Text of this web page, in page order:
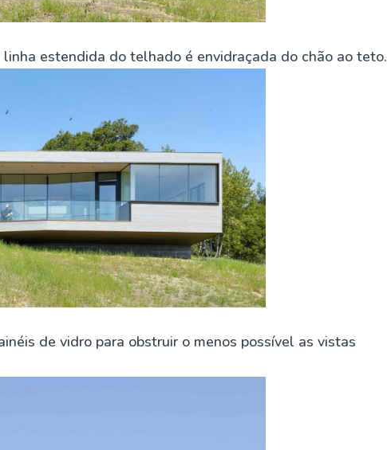
estendida do telhado é envidraçada do chão ao teto.
de vidro para obstruir o menos possível as vistas